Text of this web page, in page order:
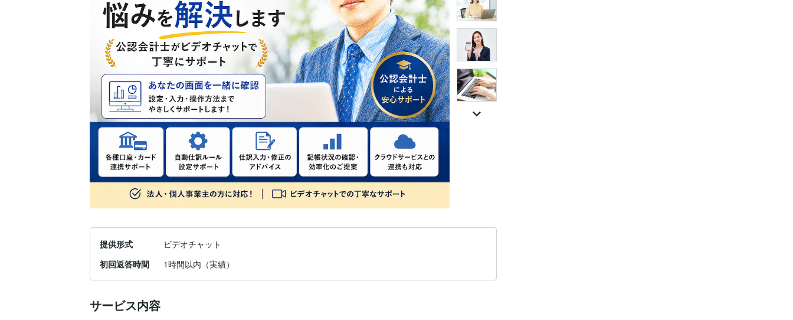
提供形式
ビデオチャット
初回返答時間
1時間以内（実績）
サービス内容